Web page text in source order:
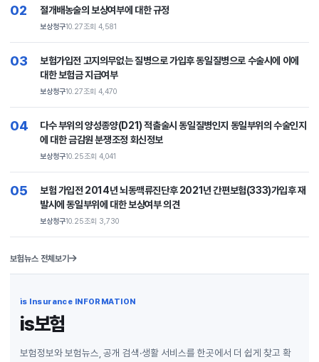
02 절개배농술의 보상여부에 대한 규정
보상청구10.27조회 4,581
03
보험가입전 고지의무없는 질병으로 가입후 동일질병으로 수술시에 이에
대한 보험금 지급여부
보상청구10.27조회 4,470
04
다수 부위의 양성종양(D21) 적출술시 동일질병인지 동일부위의 수술인지
에 대한 금감원 분쟁조정 회신정보
보상청구10.25조회 4,041
05
보험 가입전 2014년 뇌동맥류진단후 2021년 간편보험(333)가입후 재
발시에 동일부위에 대한 보상여부 의견
보상청구10.25조회 3,730
보험뉴스 전체보기
is Insurance INFORMATION
is보험
보험정보와 보험뉴스, 공개 검색·생활 서비스를 한곳에서 더 쉽게 찾고 확